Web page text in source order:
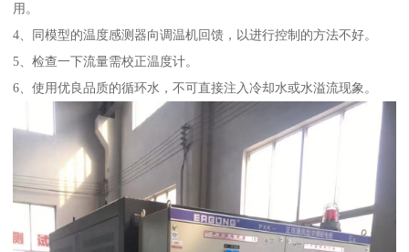
用。
4、同模型的温度感测器向调温机回馈，以进行控制的方法不好。
5、检查一下流量需校正温度计。
6、使用优良品质的循环水，不可直接注入冷却水或水溢流现象。